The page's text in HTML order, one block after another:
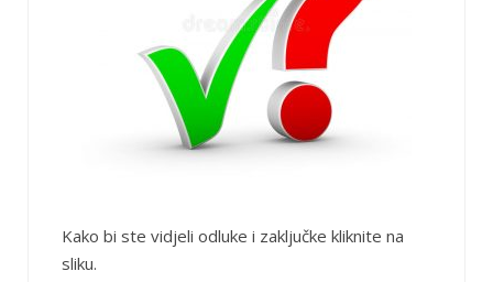
Kako bi ste vidjeli odluke i zaključke kliknite na
sliku.